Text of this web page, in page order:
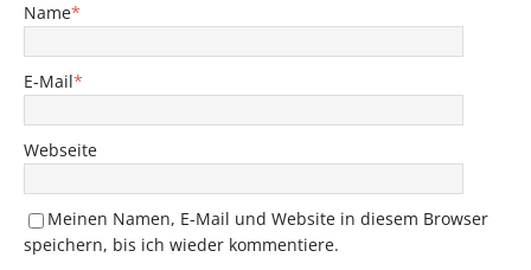
Name*
E-Mail*
Webseite
Meinen Namen, E-Mail und Website in diesem Browser
speichern, bis ich wieder kommentiere.